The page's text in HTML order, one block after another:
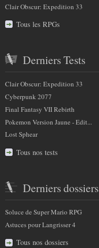
Clair Obscur: Expedition 33
Tous les RPGs
Derniers Tests
Clair Obscur: Expedition 33
Cyberpunk 2077
Final Fantasy VII Rebirth
Pokemon Version Jaune - Edit...
Lost Sphear
Tous nos tests
Derniers dossiers
Soluce de Super Mario RPG
Astuces pour Langrisser 4
Tous nos dossiers